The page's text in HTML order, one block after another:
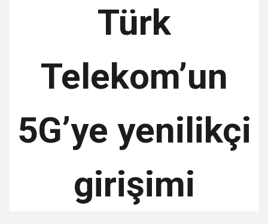
Türk
Telekom’un
5G’ye yenilikçi
girişimi